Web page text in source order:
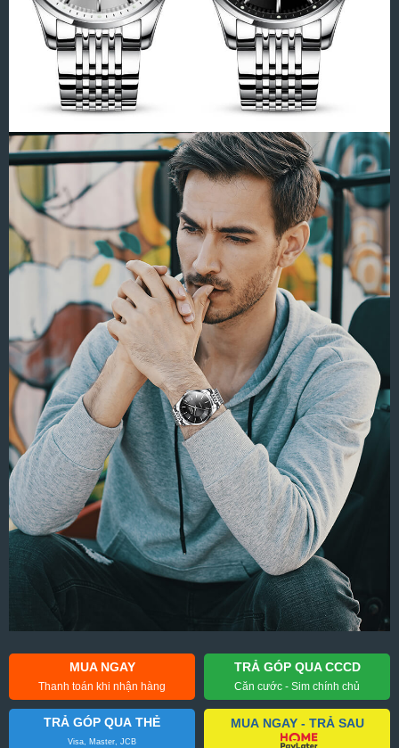
MUA NGAY
Thanh toán khi nhận hàng
TRẢ GÓP QUA CCCD
Căn cước - Sim chính chủ
TRẢ GÓP QUA THẺ
Visa, Master, JCB
MUA NGAY - TRẢ SAU